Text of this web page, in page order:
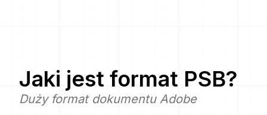
Jaki jest format PSB?
Duży format dokumentu Adobe